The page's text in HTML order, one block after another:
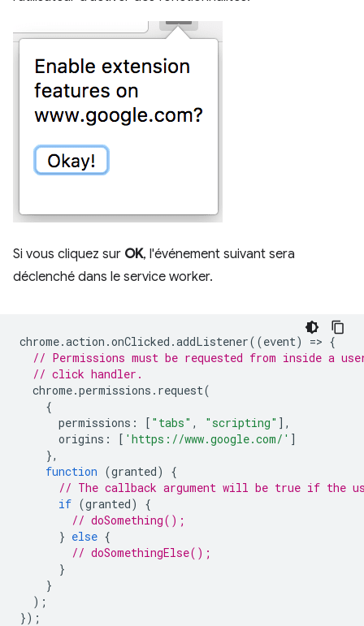
Si vous cliquez sur OK, l'événement suivant sera
déclenché dans le service worker.
chrome.action .onClicked .addListener((event) => {
// Permissions must be requested from inside a
// click handler.
chrome.permissions . request(
{
permissions : [ "tabs" , "scripting" ],
origins : [ 'https://www.google.com/' ]
},
function (granted)
{
// The callback argument will be true if the
if (granted)
{
// doSomething();
} else {
// doSomethingElse();
}
}
);
});